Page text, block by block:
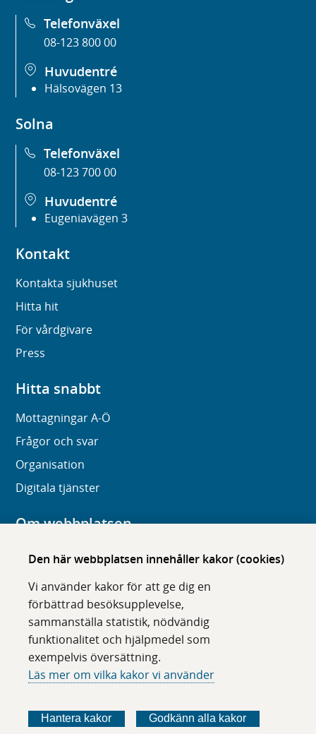
Den här webbplatsen innehåller kakor (cookies)
Vi använder kakor för att ge dig en
förbättrad besöksupplevelse,
sammanställa statistik, nödvändig
funktionalitet och hjälpmedel som
exempelvis översättning.
Läs mer om vilka kakor vi använder
Hantera kakor Godkänn alla kakor
Telefonväxel
08-123 800 00
Huvudentré
Hälsovägen 13
Solna
Telefonväxel
08-123 700 00
Huvudentré
Eugeniavägen 3
Kontakt
Kontakta sjukhuset
Hitta hit
För vårdgivare
Press
Hitta snabbt
Mottagningar A-Ö
Frågor och svar
Organisation
Digitala tjänster
Om webbplatsen
Om karolinska.se
Tillgänglighet
Om cookies
Följ oss i sociala medier
ö
l
ö
l
ö
l